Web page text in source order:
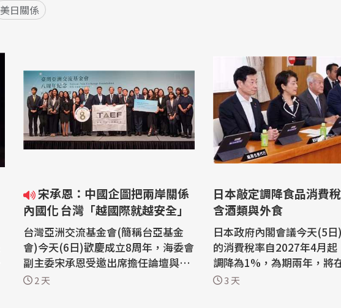
美日關係
內國化 台灣「越國際就越安全」
台灣亞洲交流基金會(簡稱台亞基金
會)今天(6日)歡慶成立8周年，海委會
副主委宋承恩受邀出席擔任論壇與談
人，他指出，中國近年在海上動作頻
2 天
日本敲定調降食品消費
含酒類與外食
日本政府內閣會議今天(5
的消費稅率自2027年4月
調降為1%，為期兩年，將
國會提交法案。若法案通
3 天